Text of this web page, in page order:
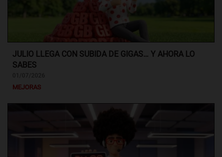
JULIO LLEGA CON SUBIDA DE GIGAS… Y AHORA LO
SABES
MEJORAS